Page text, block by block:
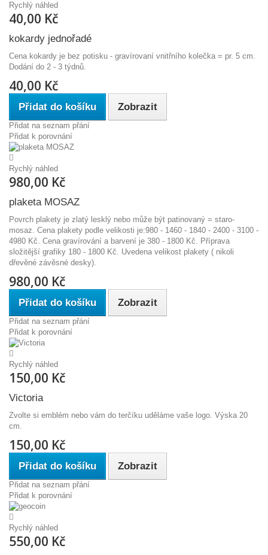
Rychlý náhled
40,00 Kč
kokardy jednořadé
Cena kokardy je bez potisku - gravírovaní vnitřního kolečka = pr. 5 cm.
Dodání do 2 - 3 týdnů.
40,00 Kč
Přidat do košíku Zobrazit
Přidat na seznam přání
Přidat k porovnání
Rychlý náhled
980,00 Kč
plaketa MOSAZ
Povrch plakety je zlatý lesklý nebo může být patinovaný = staro-
mosaz. Cena plakety podle velikosti je:980 - 1460 - 1840 - 2400 - 3100 -
4980 Kč. Cena gravírování a barvení je 380 - 1800 Kč. Příprava
složitější grafiky 180 - 1800 Kč. Uvedena velikost plakety ( nikoli
dřevěné závěsné desky).
980,00 Kč
Přidat do košíku Zobrazit
Přidat na seznam přání
Přidat k porovnání
Rychlý náhled
150,00 Kč
Victoria
Zvolte si emblém nebo vám do terčíku uděláme vaše logo. Výska 20
cm.
150,00 Kč
Přidat do košíku Zobrazit
Přidat na seznam přání
Přidat k porovnání
Rychlý náhled
550,00 Kč